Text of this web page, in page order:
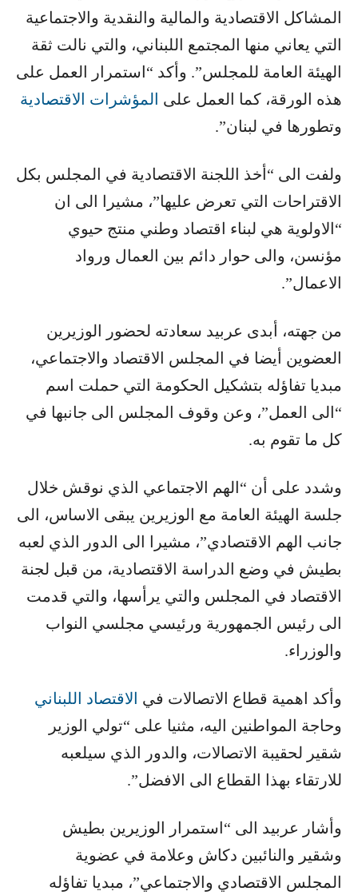
المشاكل الاقتصادية والمالية والنقدية والاجتماعية
التي يعاني منها المجتمع اللبناني، والتي نالت ثقة
الهيئة العامة للمجلس”. وأكد “استمرار العمل على
هذه الورقة، كما العمل على ​ المؤشرات الاقتصادية
وتطورها في لبنان”.
ولفت الى “أخذ اللجنة الاقتصادية في المجلس بكل
الاقتراحات التي تعرض عليها”، مشيرا الى ان
“الاولوية هي لبناء اقتصاد وطني منتج حيوي
مؤنسن، والى حوار دائم بين العمال ورواد
الاعمال”.
من جهته، أبدى عربيد سعادته لحضور الوزيرين
العضوين أيضا في المجلس الاقتصاد والاجتماعي،
مبديا تفاؤله بتشكيل الحكومة التي حملت اسم
“الى العمل”، وعن وقوف المجلس الى جانبها في
كل ما تقوم به.
وشدد على أن “الهم الاجتماعي الذي نوقش خلال
جلسة الهيئة العامة مع الوزيرين يبقى الاساس، الى
جانب الهم الاقتصادي”، مشيرا الى الدور الذي لعبه
بطيش في وضع الدراسة الاقتصادية، من قبل لجنة
الاقتصاد في المجلس والتي يرأسها، والتي قدمت
الى رئيس الجمهورية ورئيسي مجلسي النواب
والوزراء.
وأكد اهمية قطاع الاتصالات في ​ الاقتصاد اللبناني
وحاجة المواطنين اليه، مثنيا على “تولي الوزير
شقير لحقيبة الاتصالات، والدور الذي سيلعبه
للارتقاء بهذا القطاع الى الافضل”.
وأشار عربيد الى “استمرار الوزيرين بطيش
وشقير والنائبين دكاش وعلامة في عضوية
المجلس الاقتصادي والاجتماعي”، مبديا تفاؤله